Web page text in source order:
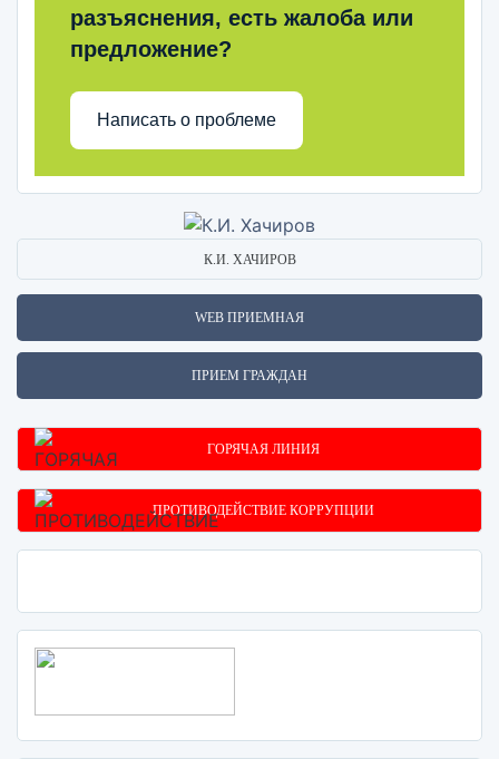
разъяснения, есть жалоба или
предложение?
Написать о проблеме
К.И. ХАЧИРОВ
WEB ПРИЕМНАЯ
ПРИЕМ ГРАЖДАН
ГОРЯЧАЯ ЛИНИЯ
ПРОТИВОДЕЙСТВИЕ КОРРУПЦИИ